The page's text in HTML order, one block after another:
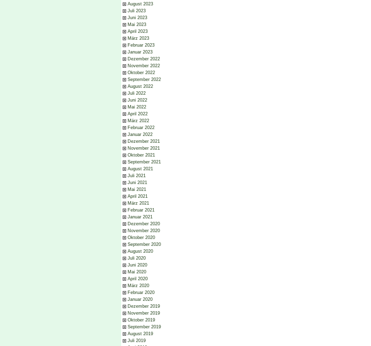
August 2023
Juli 2023
Juni 2023
Mai 2023
April 2023
März 2023
Februar 2023
Januar 2023
Dezember 2022
November 2022
Oktober 2022
September 2022
August 2022
Juli 2022
Juni 2022
Mai 2022
April 2022
März 2022
Februar 2022
Januar 2022
Dezember 2021
November 2021
Oktober 2021
September 2021
August 2021
Juli 2021
Juni 2021
Mai 2021
April 2021
März 2021
Februar 2021
Januar 2021
Dezember 2020
November 2020
Oktober 2020
September 2020
August 2020
Juli 2020
Juni 2020
Mai 2020
April 2020
März 2020
Februar 2020
Januar 2020
Dezember 2019
November 2019
Oktober 2019
September 2019
August 2019
Juli 2019